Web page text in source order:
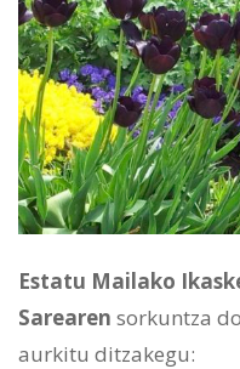
Estatu Mailako
Sarearen sorkuntza
aurkitu ditzakegu: